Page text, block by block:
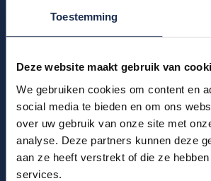
Toestemming
Deze website maakt gebruik van
We gebruiken cookies om content en
social media te bieden en om ons
over uw gebruik van onze site met
analyse. Deze partners kunnen deze
aan ze heeft verstrekt of die ze
services.
Profuomo
R2
Seidensticker
State of Art
Tommy Hilfiger
Vanguard
Replay
Schiesser
Seidensticker
Winkel
Winkel & Openingstijden
Contact